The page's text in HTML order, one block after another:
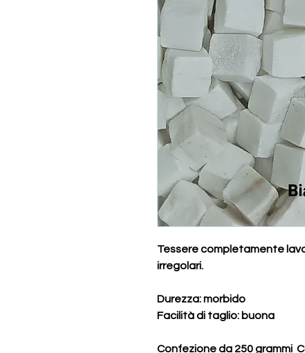
Tessere completamente
irregolari.
Durezza: morbido
Facilità di taglio: buona
Confezione da 250 grammi